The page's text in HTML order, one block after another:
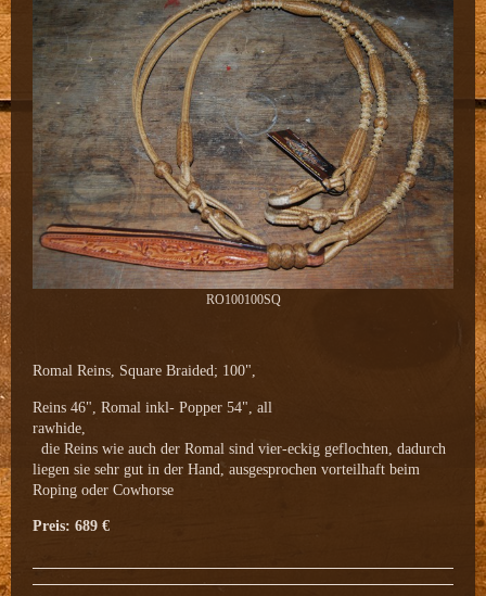
RO100100SQ
Romal Reins, Square Braided; 100",
Reins 46", Romal inkl- Popper 54", all
rawhide,
die Reins wie auch der Romal sind vier-eckig geflochten, dadurch
liegen sie sehr gut in der Hand, ausgesprochen vorteilhaft beim
Roping oder Cowhorse
Preis: 689 €